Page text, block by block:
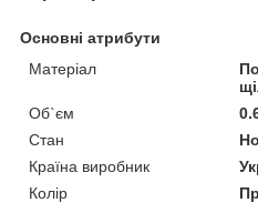
Основні атрибути
Матеріал
Об`єм
Стан
Країна виробник
Колір